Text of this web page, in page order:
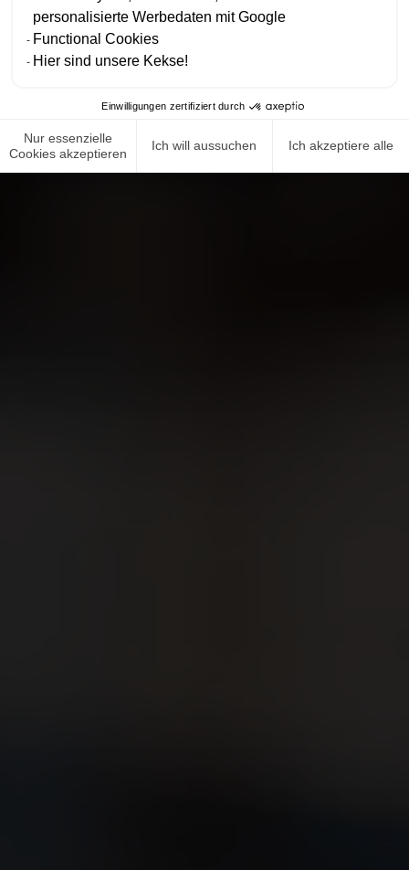
personalisierte Werbedaten mit Google
Functional Cookies
Hier sind unsere Kekse!
Einwilligungen zertifiziert durch
Nur essenzielle
Cookies akzeptieren
Ich will aussuchen Ich akzeptiere alle